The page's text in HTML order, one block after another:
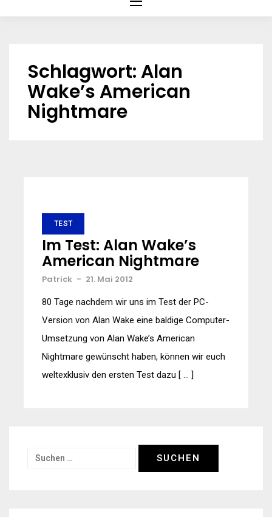
Schlagwort: Alan
Wake’s American
Nightmare
TEST
Im Test: Alan Wake’s
American Nightmare
Patrick - 21. Mai 2012
80 Tage nachdem wir uns im Test der PC-
Version von Alan Wake eine baldige Computer-
Umsetzung von Alan Wake’s American
Nightmare gewünscht haben, können wir euch
weltexklusiv den ersten Test dazu [ … ]
Suchen